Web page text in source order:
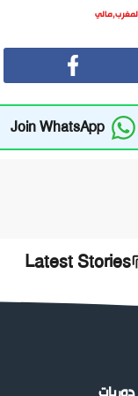
,مالي
Join WhatsApp
Latest Stories